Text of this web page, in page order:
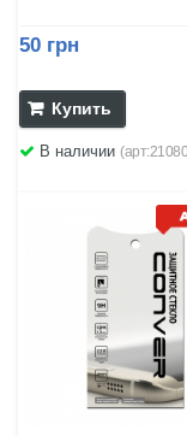
50 грн
Купить
В наличии